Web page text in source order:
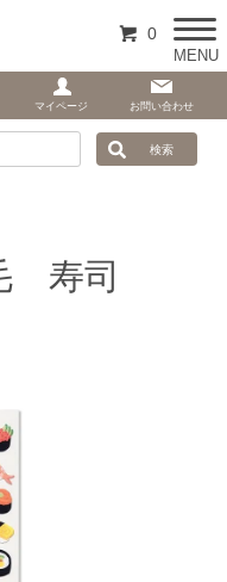
寿司
0
MENU
マイページ お問い合わせ